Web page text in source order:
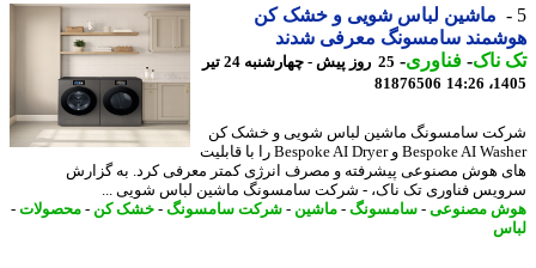
ماشین لباس شویی و خشک کن
سامسونگ معرفی شدند
-فناوری-
25 روز پیش - چهارشنبه 24 تیر
81876506
سامسونگ ماشین لباس شویی و خشک کن
Bespoke AI Washer و Bespoke AI Dryer را با قابلیت
هوش مصنوعی پیشرفته و مصرف انرژی کمتر معرفی کرد. به گزارش
فناوری تک ناک، - شرکت سامسونگ ماشین لباس شویی ...
مصنوعی-سامسونگ-ماشین-شرکت سامسونگ-خشک کن-محصولات-